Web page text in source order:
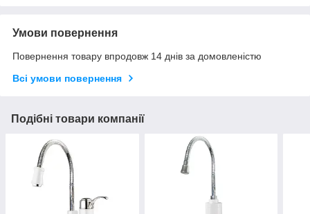
Умови повернення
Повернення товару впродовж 14 днів за домовленістю
Всі умови повернення
Подібні товари компанії